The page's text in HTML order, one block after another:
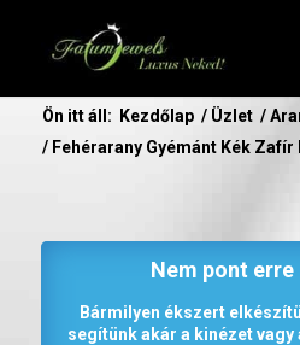
Ön itt áll: Kezdőlap / Üzlet /
/ Fehérarany Gyémánt Kék Zafír
Nem pont
Bármilyen ékszert
segítünk akár a kinézet